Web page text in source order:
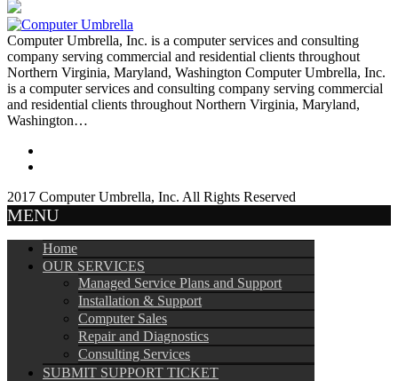
Computer Umbrella, Inc. is a computer services and consulting
company serving commercial and residential clients throughout
Northern Virginia, Maryland, Washington Computer Umbrella, Inc.
is a computer services and consulting company serving commercial
and residential clients throughout Northern Virginia, Maryland,
Washington…
2017 Computer Umbrella, Inc. All Rights Reserved
MENU
Home
OUR SERVICES
Managed Service Plans and Support
Installation & Support
Computer Sales
Repair and Diagnostics
Consulting Services
SUBMIT SUPPORT TICKET